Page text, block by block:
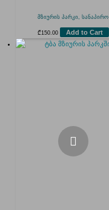
მზიურის პარკი, სანაპირო
₾150.00 Add to Cart